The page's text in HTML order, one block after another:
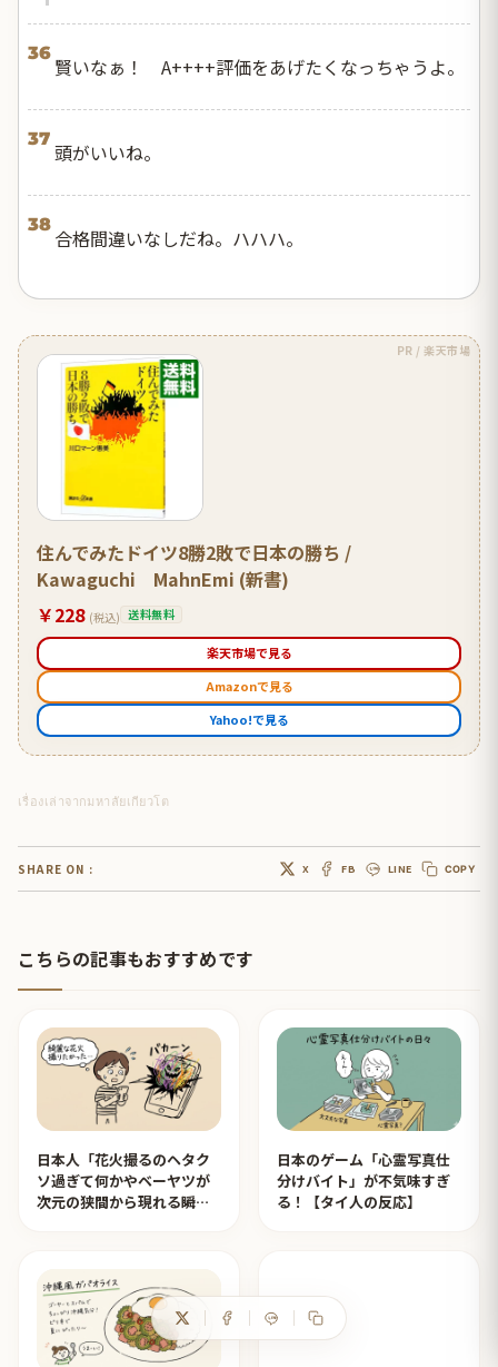
36
賢いなぁ！ A++++評価をあげたくなっちゃうよ。
37
頭がいいね。
38
合格間違いなしだね。ハハハ。
PR / 楽天市場
住んでみたドイツ8勝2敗で日本の勝ち /
Kawaguchi MahnEmi (新書)
￥228 (税込) 送料無料
楽天市場で見る
Amazonで見る
Yahoo!で見る
เรื่องเล่าจากมหาลัยเกียวโต
SHARE ON : X FB LINE COPY
こちらの記事もおすすめです
日本人「花火撮るのヘタク
ソ過ぎて何かやベーヤツが
次元の狭間から現れる瞬間
日本のゲーム「心霊写真仕
分けバイト」が不気味すぎ
る！【タイ人の反応】